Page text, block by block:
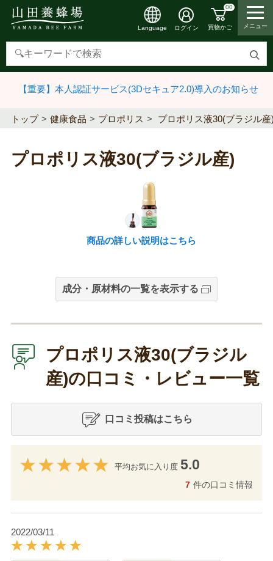
検
す
Language ログイン
00
買物かご メニュー
【重要】本人認証サービス(3Dセキュア2.0)導入のお知らせ
トップ 健康食品 プロポリス プロポリス液30(ブラジル産
プロポリス液30(ブラジル産)
商品の詳しい説明はこちら
成分・原材料の一覧を表示する
プロポリス液30(ブラジル
産)の口コミ・レビュー一覧
口コミ投稿はこちら
平均お気に入り度 5.0
7 件の口コミ情報
2022/03/11